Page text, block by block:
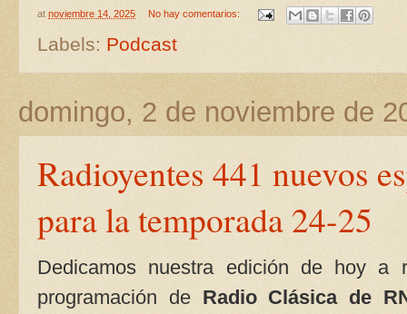
at noviembre 14, 2025 No hay comentarios:
Labels: Podcast
domingo, 2 de noviembre de
Radioyentes 441 nuevos
para la temporada 24-25
Dedicamos nuestra edición de hoy a
programación de Radio Clásica de